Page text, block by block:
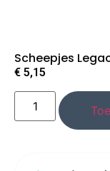
Scheepjes
€ 5,15